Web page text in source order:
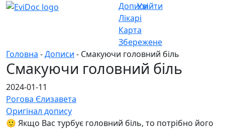
Дописи
Лікарі
Карта
Збережене
Увійти
Головна -Дописи - Смакуючи головний біль
Смакуючи головний біль
2024-01-11
Рогова Єлизавета
Оригінал допису
🙂 Якщо Вас турбує головний біль, то потрібно його